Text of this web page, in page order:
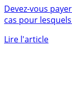
Taxe foncière
cas pour lesquels